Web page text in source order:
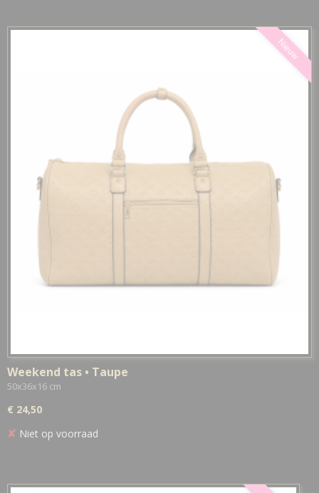
Nieuw
Weekend tas • Taupe
50x36x16 cm
€ 24,50
✘ Niet op voorraad